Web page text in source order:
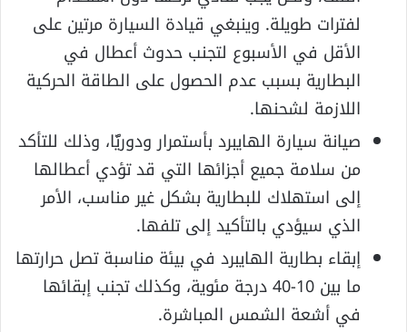
لفترات طويلة. وينبغي قيادة السيارة مرتين على
الأقل في الأسبوع لتجنب حدوث أعطال في
البطارية بسبب عدم الحصول على الطاقة الحركية
اللازمة لشحنها.
صيانة سيارة الهايبرد بأستمرار ودوريًّا، وذلك للتأكد
من سلامة جميع أجزائها التي قد تؤدي أعطالها
إلى استهلاك للبطارية بشكل غير مناسب، الأمر
الذي سيؤدي بالتأكيد إلى تلفها.
إبقاء بطارية الهايبرد في بيئة مناسبة تصل حرارتها
ما بين 10-40 درجة مئوية، وكذلك تجنب إبقائها
في أشعة الشمس المباشرة.